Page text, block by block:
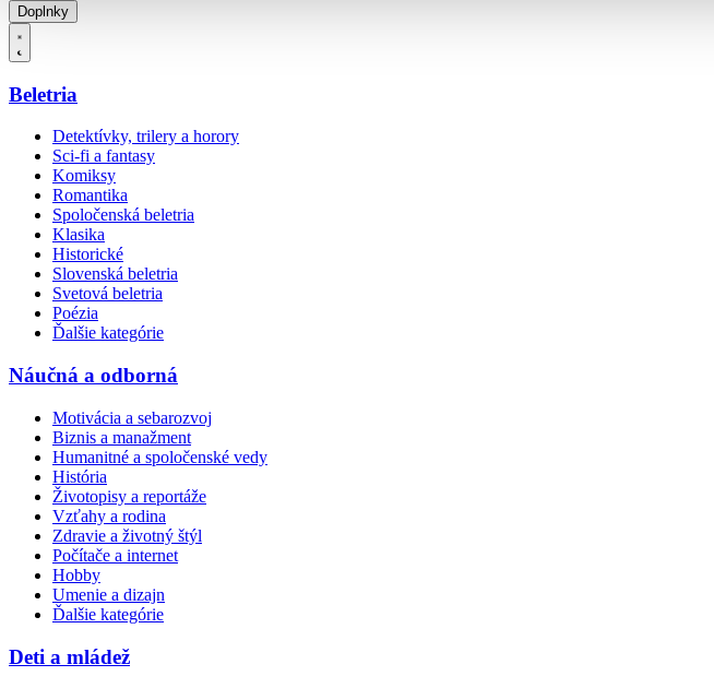
Doplnky
Beletria
Detektívky, trilery a horory
Sci-fi a fantasy
Komiksy
Romantika
Spoločenská beletria
Klasika
Historické
Slovenská beletria
Svetová beletria
Poézia
Ďalšie kategórie
Náučná a odborná
Motivácia a sebarozvoj
Biznis a manažment
Humanitné a spoločenské vedy
História
Životopisy a reportáže
Vzťahy a rodina
Zdravie a životný štýl
Počítače a internet
Hobby
Umenie a dizajn
Ďalšie kategórie
Deti a mládež